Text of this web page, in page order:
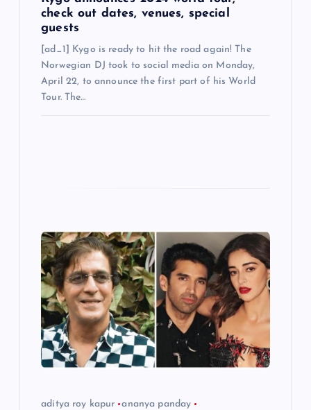
check out dates, venues, special
guests
[ad_1] Kygo is ready to hit the road again! The
Norwegian DJ took to social media on Monday,
April 22, to announce the first part of his World
Tour. The…
aditya roy kapur
ananya panday